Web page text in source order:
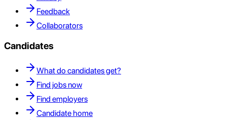
Feedback
Collaborators
Candidates
What do candidates get?
Find jobs now
Find employers
Candidate home